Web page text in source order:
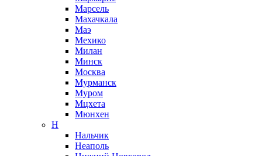
Марсель
Махачкала
Маэ
Мехико
Милан
Минск
Москва
Мурманск
Муром
Мцхета
Мюнхен
Н
Нальчик
Неаполь